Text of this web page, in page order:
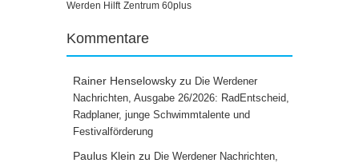
Werden Hilft Zentrum 60plus
Kommentare
Rainer Henselowsky zu Die Werdener
Nachrichten, Ausgabe 26/2026: RadEntscheid,
Radplaner, junge Schwimmtalente und
Festivalförderung
Paulus Klein zu Die Werdener Nachrichten,